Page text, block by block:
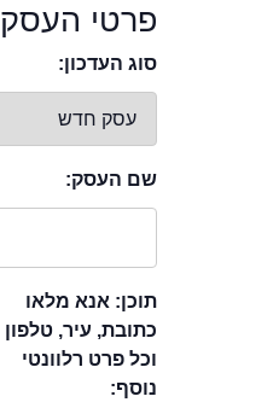
פרטי העסק
סוג העדכון:
שם העסק:
תוכן: אנא מלאו
כתובת, עיר, טלפון
וכל פרט רלוונטי
נוסף: